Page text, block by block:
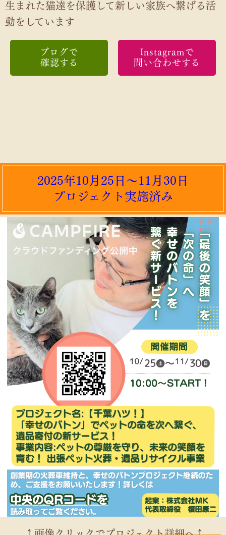
生まれた猫達を保護して新しい家族へ繋げる活
動をしています
ブログで
確認する
Instagramで
問い合わせする
2025年10月25日～11月30日
プロジェクト実施済み